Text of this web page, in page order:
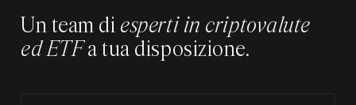
Un team di esperti in criptovalute
ed ETFa tua disposizione.